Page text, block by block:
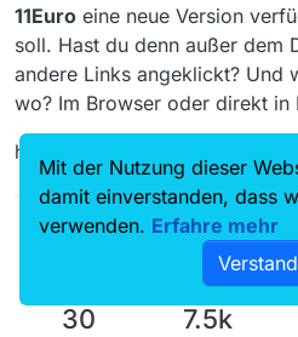
11Euro eine neue Version
soll. Hast du denn außer dem
andere Links angeklickt? Und
wo? Im Browser oder direkt in
herbivore
30 7.5k
Mit der Nutzung dieser
damit einverstanden, dass
verwenden. Erfahre mehr